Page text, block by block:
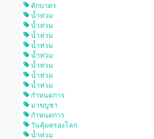
ตักบาตร
น้ำท่วม
น้ำท่วม
น้ำท่วม
น้ำท่วม
น้ำท่วม
น้ำท่วม
น้ำท่วม
น้ำท่วม
กำหนดการ
มาฆบูชา
กำหนดการ
วันคุ้มครองโลก
น้ำท่วม